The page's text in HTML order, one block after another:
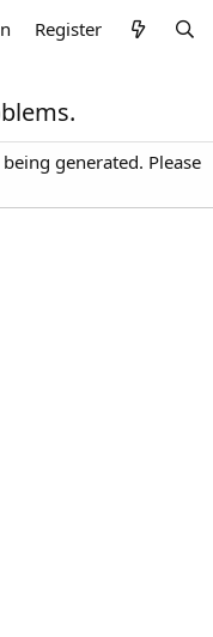
Register
generated. Please